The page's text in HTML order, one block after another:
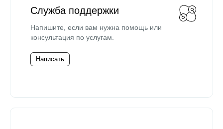
Служба поддержки
Напишите, если вам нужна помощь или
консультация по услугам.
Написать